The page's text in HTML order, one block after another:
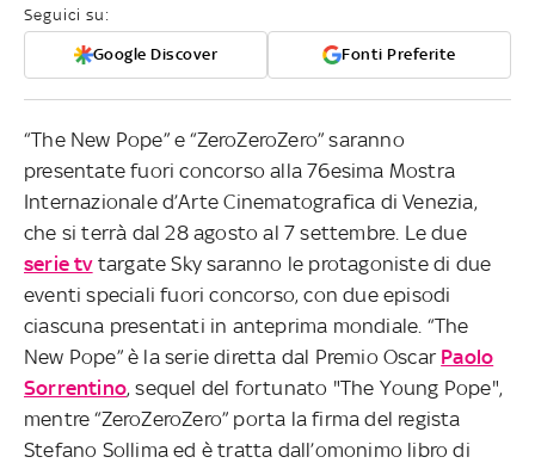
Seguici su:
Google Discover Fonti Preferite
“The New Pope” e “ZeroZeroZero” saranno
presentate fuori concorso alla 76esima Mostra
Internazionale d’Arte Cinematografica di Venezia,
che si terrà dal 28 agosto al 7 settembre. Le due
serie tvtargate Sky saranno le protagoniste di due
eventi speciali fuori concorso, con due episodi
ciascuna presentati in anteprima mondiale. “The
New Pope” è la serie diretta dal Premio Oscar Paolo
Sorrentino, sequel del fortunato "The Young Pope",
mentre “ZeroZeroZero” porta la firma del regista
Stefano Sollima ed è tratta dall’omonimo libro di